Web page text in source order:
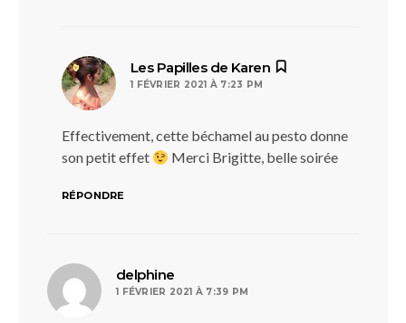
Les Papilles de Karen
1 FÉVRIER 2021 À 7:23 PM
Effectivement, cette béchamel au pesto donne
son petit effet
Merci Brigitte, belle soirée
RÉPONDRE
delphine
1 FÉVRIER 2021 À 7:39 PM